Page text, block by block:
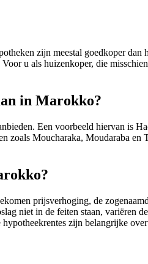
zijn meestal goedkoper
u als huizenkoper, die
in Marokko?
Een voorbeeld hiervan is
zoals Moucharaka, Moudaraba
prijsverhoging, de
niet in de feiten staan, variëren
zijn belangrijke